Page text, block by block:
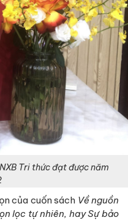
Tri thức đạt được năm
của cuốn sách Về nguồn
lọc tự nhiên, hay Sự bảo